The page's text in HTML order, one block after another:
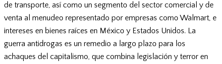
de transporte, así como un segmento del sector comercial y de
venta al menudeo representado por empresas como Walmart, e
intereses en bienes raíces en México y Estados Unidos. La
guerra antidrogas es un remedio a largo plazo para los
achaques del capitalismo, que combina legislación y terror en